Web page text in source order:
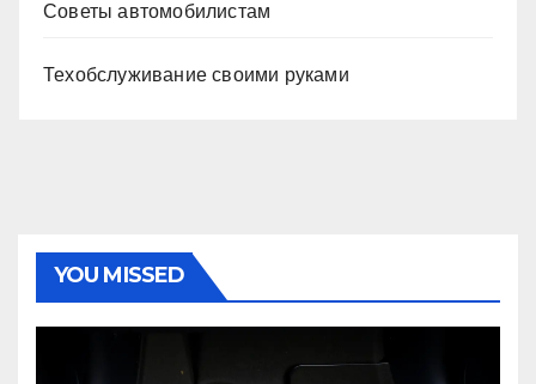
Советы автомобилистам
Техобслуживание своими руками
YOU MISSED